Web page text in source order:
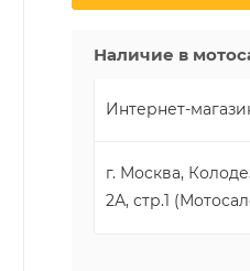
Наличие в
Интернет-
г. Москва,
2А, стр.1